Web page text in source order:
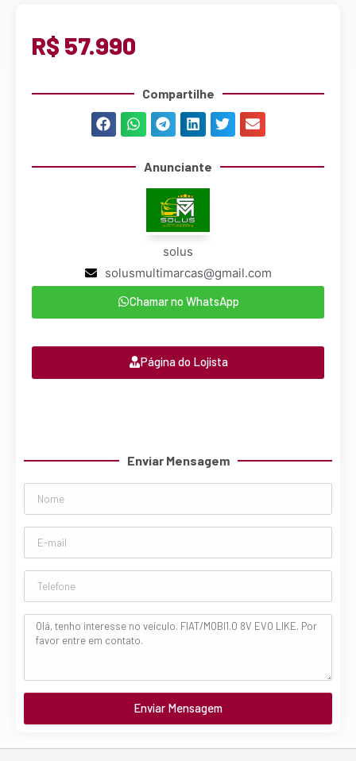
R$ 57.990
Compartilhe
Anunciante
solus
solusmultimarcas@gmail.com
Chamar no WhatsApp
Página do Lojista
Enviar Mensagem
Enviar Mensagem